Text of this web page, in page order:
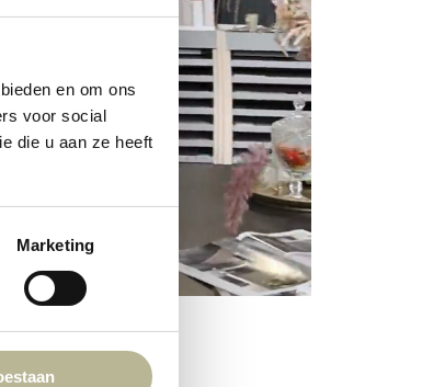
en om ons
voor social
die u aan ze heeft
Marketing